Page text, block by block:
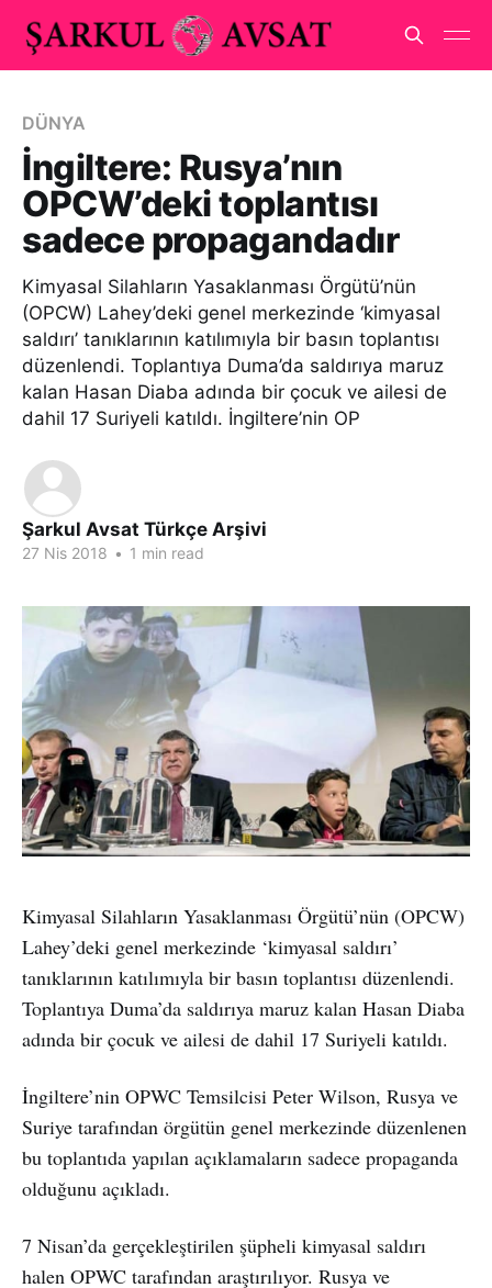
DÜNYA
İngiltere: Rusya’nın
OPCW’deki toplantısı
sadece propagandadır
Kimyasal Silahların Yasaklanması Örgütü’nün
(OPCW) Lahey’deki genel merkezinde ‘kimyasal
saldırı’ tanıklarının katılımıyla bir basın toplantısı
düzenlendi. Toplantıya Duma’da saldırıya maruz
kalan Hasan Diaba adında bir çocuk ve ailesi de
dahil 17 Suriyeli katıldı. İngiltere’nin OP
Şarkul Avsat Türkçe Arşivi
27 Nis 2018 • 1 min read
Kimyasal Silahların Yasaklanması Örgütü’nün (OPCW)
Lahey’deki genel merkezinde ‘kimyasal saldırı’
tanıklarının katılımıyla bir basın toplantısı düzenlendi.
Toplantıya Duma’da saldırıya maruz kalan Hasan Diaba
adında bir çocuk ve ailesi de dahil 17 Suriyeli katıldı.
İngiltere’nin OPWC Temsilcisi Peter Wilson, Rusya ve
Suriye tarafından örgütün genel merkezinde düzenlenen
bu toplantıda yapılan açıklamaların sadece propaganda
olduğunu açıkladı.
7 Nisan’da gerçekleştirilen şüpheli kimyasal saldırı
halen OPWC tarafından araştırılıyor. Rusya ve